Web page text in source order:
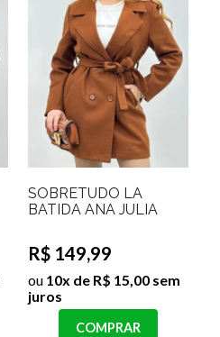
SOBRETUDO LÃ
BATIDA ANA JULIA
R$ 149,99
ou 10x de R$ 15,00 sem
juros
COMPRAR